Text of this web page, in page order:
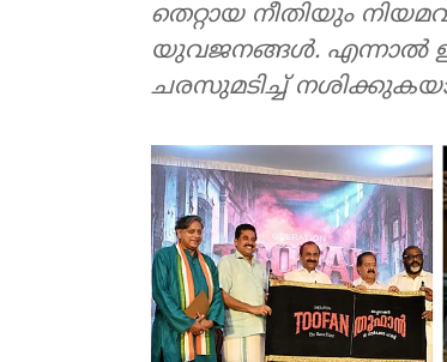
തെറ്റായ നീതിയും
യുവജനങ്ങള്‍. എന്നാല്‍
ചരസുമടിച്ച്